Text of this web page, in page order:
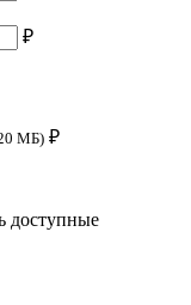
₽
МБ) ₽
доступные